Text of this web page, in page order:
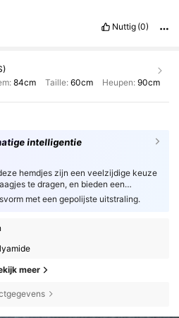
Nuttig (0)
84cm Taille: 60cm Heupen: 90cm
intelligentie
hemdjes zijn een veelzijdige keuze
te dragen, en bieden een
voor modebewuste personen.
met een gepolijste uitstraling.
meer